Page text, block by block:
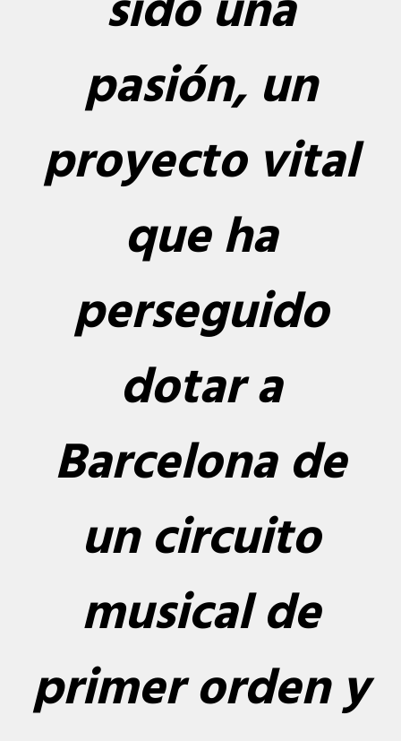
pasión, un
proyecto vital
que ha
perseguido
dotar a
Barcelona de
un circuito
musical de
primer orden y